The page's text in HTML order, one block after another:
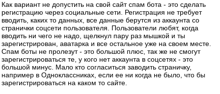
Как вариант не допустить на свой сайт спам бота - это сделать
регистрацию через социальные сети. Регистрация не требует
вводить, каких то данных, все данные берутся из аккаунта со
странички соцсети пользователя. Пользователи любят, когда
вводить ни чего не надо, щелкнул пару раз мышкой и ты
зарегистрирован, аватарка и все остальное уже на своем месте.
Спам боты не пролезут - это большой плюс, так же не смогут
зарегистрироваться те, у кого нет аккаунта в соцсетях - это
большой минус. Мало кто согласиться заводить страничку,
например в Одноклассниках, если ее ни когда не было, что бы
зарегистрироваться на каком то сайте.